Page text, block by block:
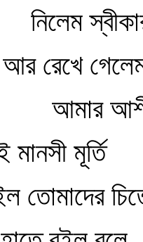
নিলেম
আর রেখে
আমার
মূর্তি
তোমাদের